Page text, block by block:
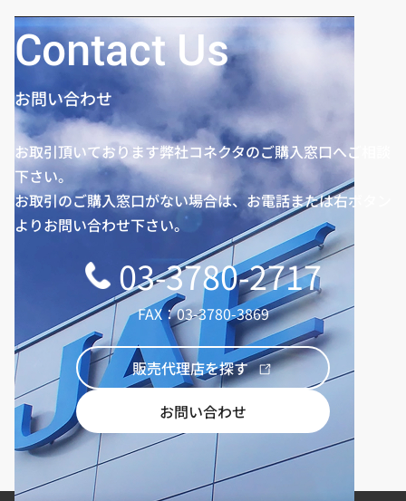
付き
Contact Us
お問い合わせ
お取引頂いております弊社コネクタのご購入窓口へご相談
下さい。
お取引のご購入窓口がない場合は、お電話または右ボタン
よりお問い合わせ下さい。
03-3780-2717
FAX：03-3780-3869
販売代理店を探す
お問い合わせ